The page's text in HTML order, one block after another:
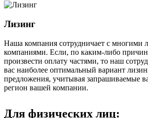
Лизинг
Наша компания сотрудничает с многими
компаниями. Если, по каким-либо
произвести оплату частями, то наш
вас наиболее оптимальный вариант
предложения, учитывая запрашиваемые
регион вашей компании.
Для физических лиц: